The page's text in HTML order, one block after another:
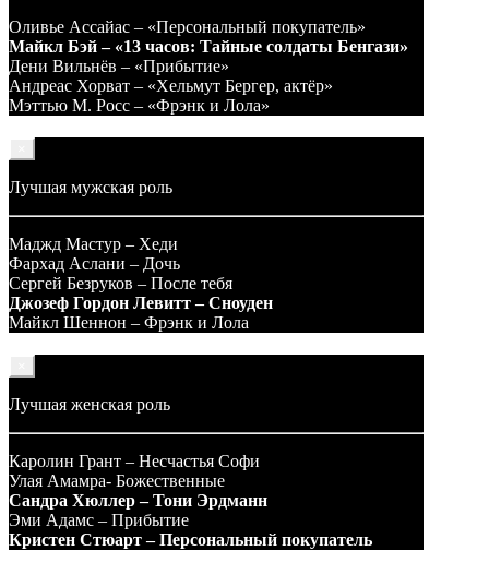
Оливье Ассайас – «Персональный покупатель»
Майкл Бэй – «13 часов: Тайные солдаты Бенгази»
Дени Вильнёв – «Прибытие»
Андреас Хорват – «Хельмут Бергер, актёр»
Мэттью М. Росс – «Фрэнк и Лола»
Лучшая мужская роль
Маджд Мастур – Хеди
Фархад Аслани – Дочь
Сергей Безруков – После тебя
Джозеф Гордон Левитт – Сноуден
Майкл Шеннон – Фрэнк и Лола
Лучшая женская роль
Каролин Грант – Несчастья Софи
Улая Амамра- Божественные
Сандра Хюллер – Тони Эрдманн
Эми Адамс – Прибытие
Кристен Стюарт – Персональный покупатель